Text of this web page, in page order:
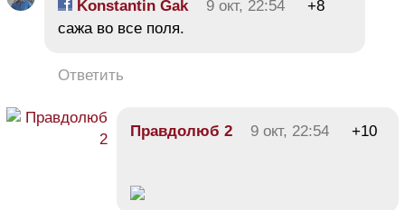
Konstantin Gak 9 окт, 22:54
+8
сажа во все поля.
Ответить
Правдолюб 2 9 окт, 22:54 +10